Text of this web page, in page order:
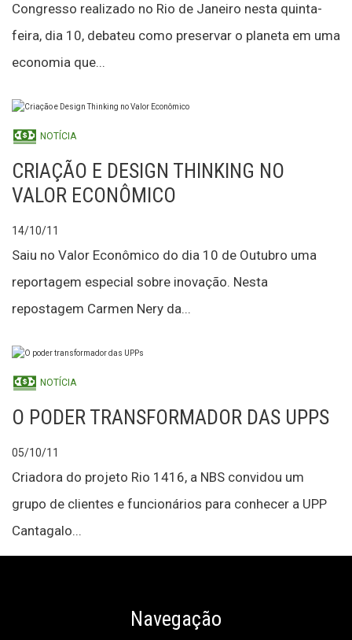
Congresso realizado no Rio de Janeiro nesta quinta-
feira, dia 10, debateu como preservar o planeta em uma
economia que...
NOTÍCIA
CRIAÇÃO E DESIGN THINKING NO
VALOR ECONÔMICO
14/10/11
Saiu no Valor Econômico do dia 10 de Outubro uma
reportagem especial sobre inovação. Nesta
repostagem Carmen Nery da...
NOTÍCIA
O PODER TRANSFORMADOR DAS UPPS
05/10/11
Criadora do projeto Rio 1416, a NBS convidou um
grupo de clientes e funcionários para conhecer a UPP
Cantagalo...
Navegação